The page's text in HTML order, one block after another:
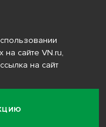
сайте VN.ru,
на сайт